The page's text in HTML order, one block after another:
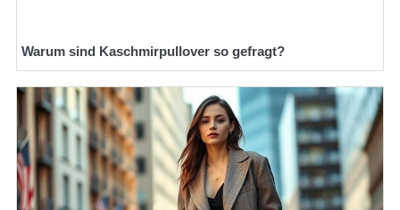
Warum sind Kaschmirpullover so gefragt?